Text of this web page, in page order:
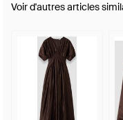
Voir d'autres articles